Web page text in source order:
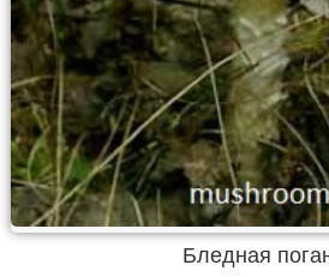
Бледная